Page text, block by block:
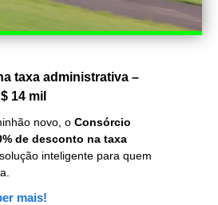
taxa administrativa –
14 mil
novo, o Consórcio
de desconto na taxa
solução inteligente para quem
mais!